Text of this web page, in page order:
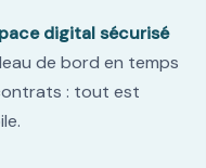
digital sécurisé
de bord en temps
: tout est